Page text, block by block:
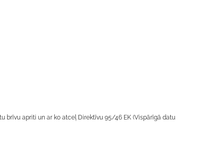
brīvu apriti un ar ko atceļ Direktīvu 95/46 EK (Vispārīgā datu